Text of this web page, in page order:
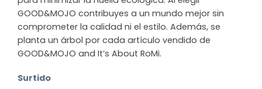
GOOD&MOJO contribuyes a un mundo mejor sin
comprometer la calidad ni el estilo. Además, se
planta un árbol por cada artículo vendido de
GOOD&MOJO and It’s About RoMi.
Surtido